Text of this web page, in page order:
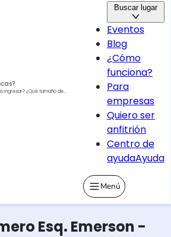
ingresar?¿Qué tamaño de
Buscar lugar
Eventos
Blog
¿Cómo
funciona?
Para
empresas
Quiero ser
anfitrión
Centro de
ayudaAyuda
Menú
Esq. Emerson -